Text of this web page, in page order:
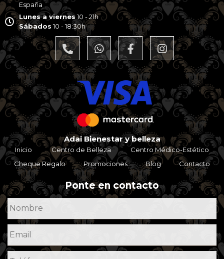
España
Lunes a viernes10 - 21h
Sábados10 - 18:30h
Adai Bienestar y belleza
Inicio Centro de Belleza
Centro Médico-Estético
Cheque Regalo
Promociones Blog Contacto
Ponte en contacto
Nombre *
Email *
Teléfono *